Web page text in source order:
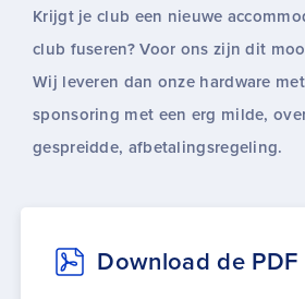
Krijgt je club een nieuwe
club fuseren? Voor ons zijn dit
Wij leveren dan onze hardware
sponsoring met een erg milde,
gespreidde, afbetalingsregeling.
Download de PDF